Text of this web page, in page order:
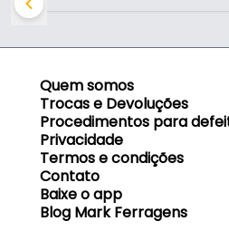
- Comercialização: 50
Indicado para:
- Madeira
- MDF
- MDP
Quem somos
Trocas e Devoluções
Procedimentos para
Privacidade
Termos e condições
Contato
Baixe o app
Blog Mark Ferragens